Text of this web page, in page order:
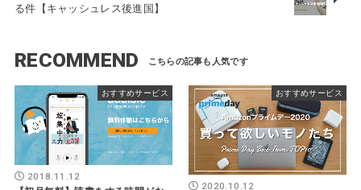
る件【キャッシュレス後進国】
RECOMMEND
おすすめサービス
2018.11.12
おすすめサービス
2020.10.12